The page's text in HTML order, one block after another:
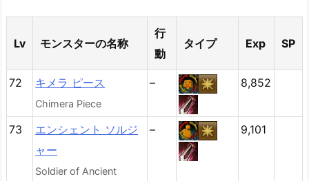
Lv モンスターの名称
行
動
タイプ Exp SP
72 キメラ ピース
Chimera Piece
– 8,852
73
エンシェント ソルジ
ャー
Soldier of Ancient
– 9,101